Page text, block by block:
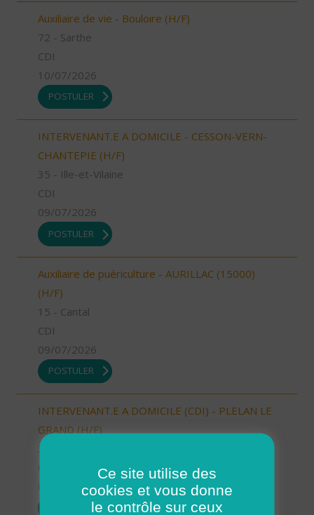
Auxiliaire de vie - Bouloire (H/F)
72 - Sarthe
CDI
10/07/2026
POSTULER
INTERVENANT.E A DOMICILE - CESSON-VERN-
CHANTEPIE (H/F)
35 - Ille-et-Vilaine
CDI
09/07/2026
POSTULER
Auxiliaire de puériculture - AURILLAC (15000)
(H/F)
15 - Cantal
CDI
09/07/2026
POSTULER
INTERVENANT.E A DOMICILE (CDI) - PLELAN LE
GRAND (H/F)
35 - Ille-et-Vilaine
09/07/2026
Ce site utilise des
cookies et vous donne
le contrôle sur ceux